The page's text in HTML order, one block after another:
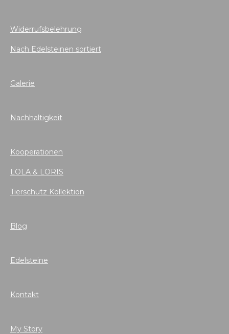
Widerrufsbelehrung
Nach Edelsteinen sortiert
Galerie
Nachhaltigkeit
Kooperationen
LOLA & LORIS
Tierschutz Kollektion
Blog
Edelsteine
Kontakt
My Story